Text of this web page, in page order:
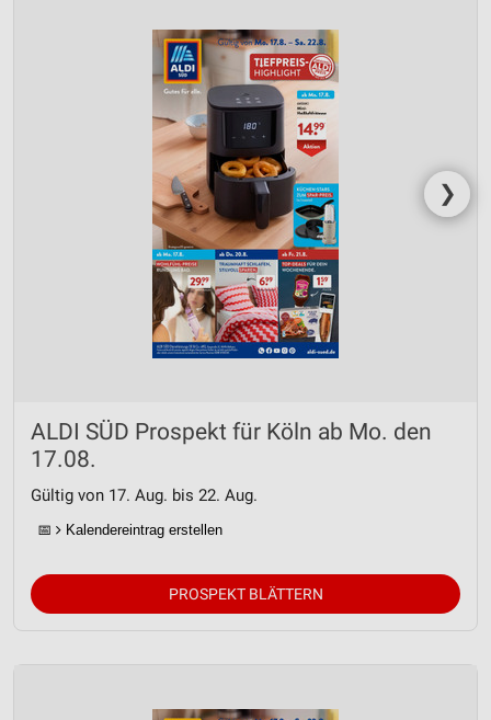
❯
ALDI SÜD Prospekt für Köln ab Mo. den
17.08.
Gültig von 17. Aug. bis 22. Aug.
📅 Kalendereintrag erstellen
PROSPEKT BLÄTTERN